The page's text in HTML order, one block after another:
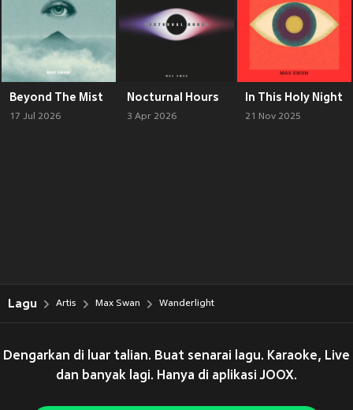
Beyond The Mist
17 Jul 2026
Nocturnal Hours
3 Apr 2026
In This Holy Night
21 Nov 2025
Lagu Artis Max Swan Wanderlight
Dengarkan di luar talian. Buat senarai lagu. Karaoke, Live
dan banyak lagi. Hanya di aplikasi JOOX.